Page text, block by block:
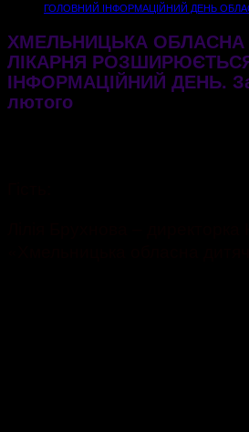
ГОЛОВНИЙ ІНФОРМАЦІЙНИЙ ДЕНЬ
ХМЕЛЬНИЦЬКА ОБЛАСНА
ЛІКАРНЯ
ІНФОРМАЦІЙНИЙ ДЕНЬ.
лютого